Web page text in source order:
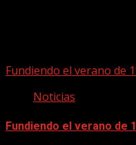
Fundiendo el verano de
Noticias
Fundiendo el verano de